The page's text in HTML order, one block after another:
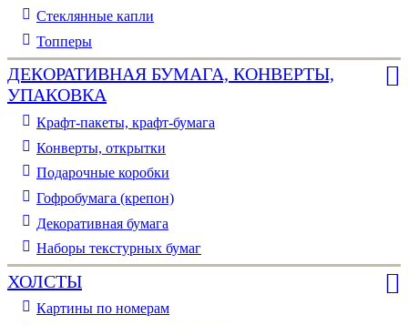
Стеклянные капли
Топперы
ДЕКОРАТИВНАЯ БУМАГА, КОНВЕРТЫ,
УПАКОВКА
Крафт-пакеты, крафт-бумага
Конверты, открытки
Подарочные коробки
Гофробумага (крепон)
Декоративная бумага
Наборы текстурных бумаг
ХОЛСТЫ
Картины по номерам